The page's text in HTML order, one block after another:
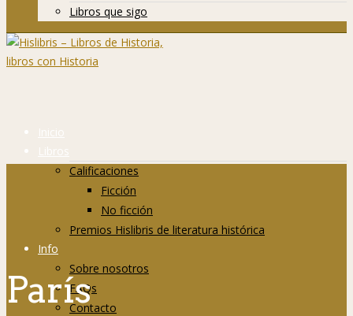
Libros que sigo
Inicio
Libros
Calificaciones
Ficción
No ficción
Premios Hislibris de literatura histórica
Info
Sobre nosotros
FAQs
Contacto
París